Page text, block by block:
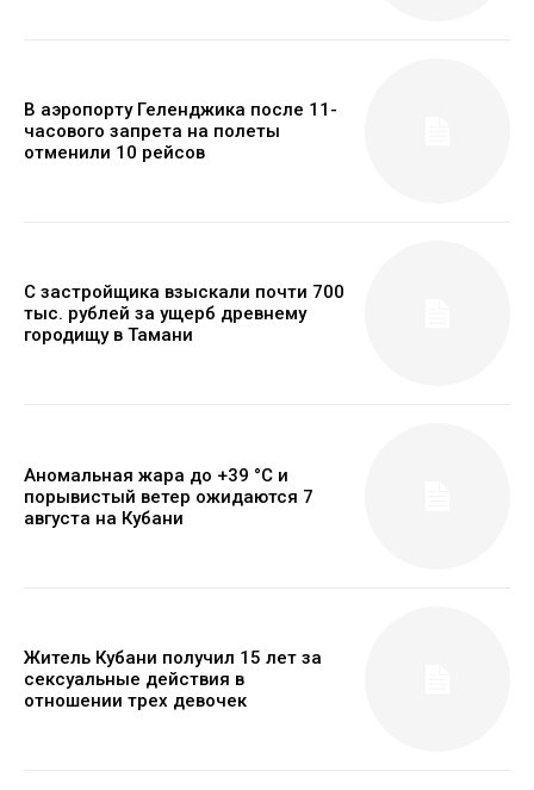
В аэропорту Геленджика после 11-
часового запрета на полеты
отменили 10 рейсов
С застройщика взыскали почти 700
тыс. рублей за ущерб древнему
городищу в Тамани
Аномальная жара до +39 °C и
порывистый ветер ожидаются 7
августа на Кубани
Житель Кубани получил 15 лет за
сексуальные действия в
отношении трех девочек